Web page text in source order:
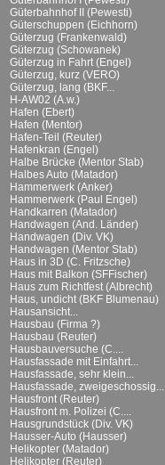
Güterbahnhof II (Pewesti)
Güterschuppen (Eichhorn)
Güterzug (Frankenwald)
Güterzug (Schowanek)
Güterzug in Fahrt (Engel)
Güterzug, kurz (VERO)
Güterzug, lang (BKF...
H-AW02 (A.w.)
Hafen (Ebert)
Hafen (Mentor)
Hafen-Teil (Reuter)
Hafenkran (Engel)
Halbe Brücke (Mentor Stab)
Halbes Auto (Matador)
Hammerwerk (Anker)
Hammerwerk (Paul Engel)
Handkarren (Matador)
Handwagen (And. Länder)
Handwagen (Div. VK)
Handwagen (Mentor Stab)
Haus in 3D (C. Fritzsche)
Haus mit Balkon (SFFischer)
Haus zum Richtfest (Albrecht)
Haus, undicht (BKF Blumenau)
Hausansicht...
Hausbau (Firma ?)
Hausbau (Reuter)
Hausbauversuche (C....
Hausfassade mit Einfahrt...
Hausfassade, sehr klein...
Hausfassade, zweigeschossig...
Hausfront (Reuter)
Hausfront m. Polizei (C....
Hausgrundstück (Div. VK)
Hausser-Auto (Hausser)
Helikopter (Matador)
Helikopter (Reuter)